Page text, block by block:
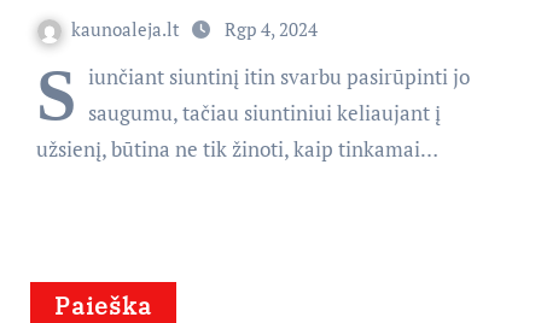
kaunoaleja.lt Rgp 4, 2024
S iunčiant siuntinį itin svarbu pasirūpinti jo
saugumu, tačiau siuntiniui keliaujant į
užsienį, būtina ne tik žinoti, kaip tinkamai…
Paieška